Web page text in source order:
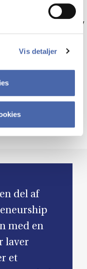
Vis detaljer
kompetencerne selv
alt det tekniske.
hvis der er
hvis der er
del af
med en
laver
et